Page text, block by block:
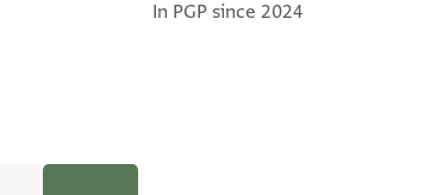
In PGP since 2024